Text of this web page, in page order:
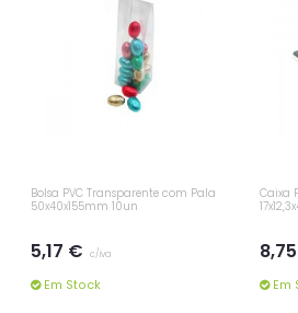
Bolsa PVC Transparente com Pala
50x40x155mm 10un
5,17 € c/iva
Em Stock
Caixa
Em